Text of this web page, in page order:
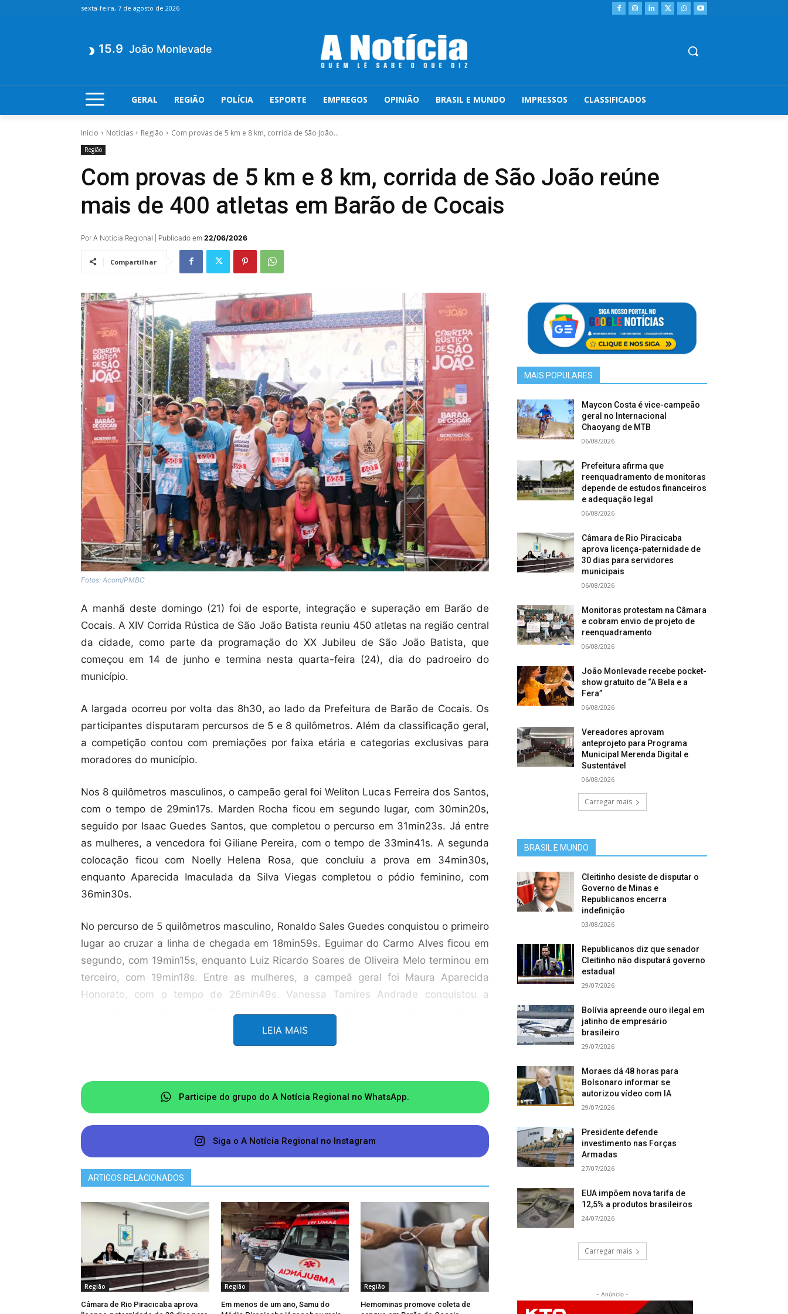
sexta-feira, 7 de agosto de 2026
15.9 João Monlevade
GERAL REGIÃO POLÍCIA ESPORTE EMPREGOS OPINIÃO BRASIL E MUNDO IMPRESSOS CLASSIFICADOS
Início Notícias Região Com provas de 5 km e 8 km, corrida de São João...
Região
Com provas de 5 km e 8 km, corrida de São João reúne
mais de 400 atletas em Barão de Cocais
Por A Notícia Regional | Publicado em 22/06/2026
Compartilhar
Fotos: Acom/PMBC
A manhã deste domingo (21) foi de esporte, integração e superação em Barão de
Cocais. A XIV Corrida Rústica de São João Batista reuniu 450 atletas na região central
da cidade, como parte da programação do XX Jubileu de São João Batista, que
começou em 14 de junho e termina nesta quarta-feira (24), dia do padroeiro do
município.
A largada ocorreu por volta das 8h30, ao lado da Prefeitura de Barão de Cocais. Os
participantes disputaram percursos de 5 e 8 quilômetros. Além da classificação geral,
a competição contou com premiações por faixa etária e categorias exclusivas para
moradores do município.
Nos 8 quilômetros masculinos, o campeão geral foi Weliton Lucas Ferreira dos Santos,
com o tempo de 29min17s. Marden Rocha ficou em segundo lugar, com 30min20s,
seguido por Isaac Guedes Santos, que completou o percurso em 31min23s. Já entre
as mulheres, a vencedora foi Giliane Pereira, com o tempo de 33min41s. A segunda
colocação ficou com Noelly Helena Rosa, que concluiu a prova em 34min30s,
enquanto Aparecida Imaculada da Silva Viegas completou o pódio feminino, com
36min30s.
No percurso de 5 quilômetros masculino, Ronaldo Sales Guedes conquistou o primeiro
lugar ao cruzar a linha de chegada em 18min59s. Eguimar do Carmo Alves ficou em
segundo, com 19min15s, enquanto Luiz Ricardo Soares de Oliveira Melo terminou em
terceiro, com 19min18s. Entre as mulheres, a campeã geral foi Maura Aparecida
Honorato, com o tempo de 26min49s. Vanessa Tamires Andrade conquistou a
LEIA MAIS
Participe do grupo do A Notícia Regional no WhatsApp.
Siga o A Notícia Regional no Instagram
ARTIGOS RELACIONADOS
Região
Câmara de Rio Piracicaba aprova
Região
Em menos de um ano, Samu do
Região
Hemominas promove coleta de
MAIS POPULARES
Maycon Costa é vice-campeão
geral no Internacional
Chaoyang de MTB
06/08/2026
Prefeitura afirma que
reenquadramento de monitoras
depende de estudos financeiros
e adequação legal
06/08/2026
Câmara de Rio Piracicaba
aprova licença-paternidade de
30 dias para servidores
municipais
06/08/2026
Monitoras protestam na Câmara
e cobram envio de projeto de
reenquadramento
06/08/2026
João Monlevade recebe pocket-
show gratuito de “A Bela e a
Fera”
06/08/2026
Vereadores aprovam
anteprojeto para Programa
Municipal Merenda Digital e
Sustentável
06/08/2026
Carregar mais
BRASIL E MUNDO
Cleitinho desiste de disputar o
Governo de Minas e
Republicanos encerra
indefinição
03/08/2026
Republicanos diz que senador
Cleitinho não disputará governo
estadual
29/07/2026
Bolívia apreende ouro ilegal em
jatinho de empresário
brasileiro
29/07/2026
Moraes dá 48 horas para
Bolsonaro informar se
autorizou vídeo com IA
29/07/2026
Presidente defende
investimento nas Forças
Armadas
27/07/2026
EUA impõem nova tarifa de
12,5% a produtos brasileiros
24/07/2026
Carregar mais
- Anúncio -